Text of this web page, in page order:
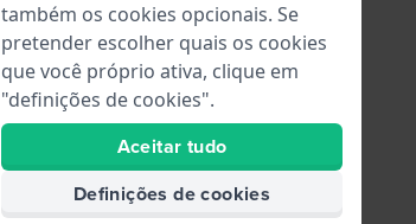
também os cookies opcionais. Se
pretender escolher quais os cookies
que você próprio ativa, clique em
"definições de cookies".
Aceitar tudo
Definições de cookies